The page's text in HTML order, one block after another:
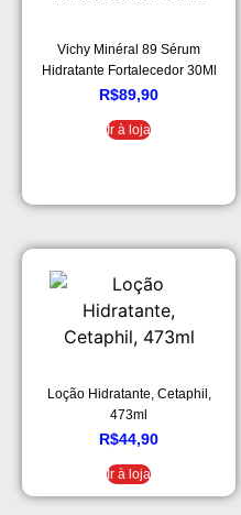
Vichy Minéral 89 Sérum
Hidratante Fortalecedor 30Ml
R$89,90
Ir à loja
Loção Hidratante, Cetaphil,
473ml
R$44,90
Ir à loja